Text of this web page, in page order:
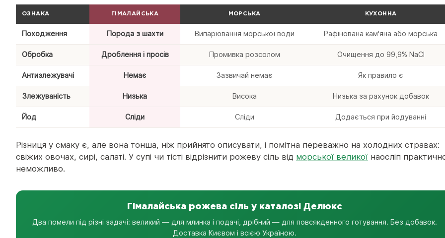
ОЗНАКА ГІМАЛАЙСЬКА МОРСЬКА КУХОННА
Походження Порода з шахти Випарювання морської води Рафінована кам'яна або морська
Обробка Дроблення і просів Промивка розсолом Очищення до 99,9% NaCl
Антизлежувачі Немає Зазвичай немає Як правило є
Злежуваність Низька Висока Низька за рахунок добавок
Йод Сліди Сліди Додається при йодуванні
Різниця у смаку є, але вона тонша, ніж прийнято описувати, і помітна переважно на холодних стравах:
свіжих овочах, сирі, салаті. У супі чи тісті відрізнити рожеву сіль від морської великої наосліп
неможливо.
Гімалайська рожева сіль у каталозі Делюкс
Два помели під різні задачі: великий — для млинка і подачі, дрібний — для повсякденного готування. Без добавок.
Доставка Києвом і всією Україною.